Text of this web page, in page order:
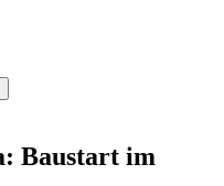
Baustart im